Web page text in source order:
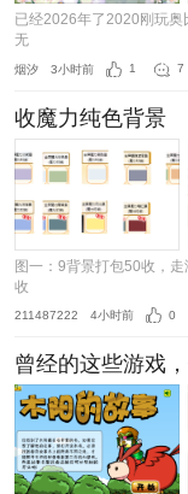
已经2026年了2020刚玩奥
无
烟汐 3小时前 1 7
收魔力纯色背景
图一：9背景打包50收，
收
211487222 4小时前 0
曾经的这些游戏